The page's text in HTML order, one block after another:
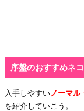
序盤のおすすめネコ
入手しやすい ノーマル
を紹介していこう。